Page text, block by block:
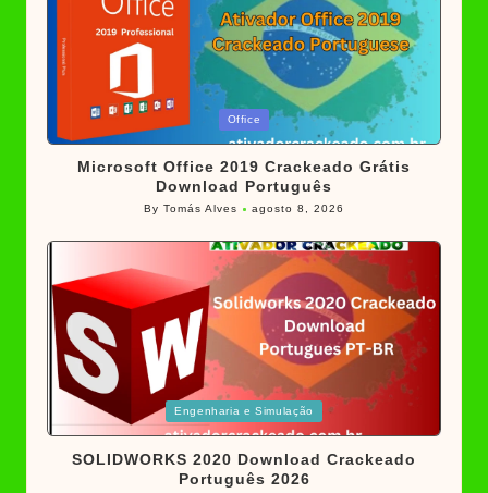
Posted
in
Office
Microsoft Office 2019 Crackeado Grátis
Download Português
Posted
ByTomás Alves agosto 8, 2026
Posted
in
Engenharia e Simulação
SOLIDWORKS 2020 Download Crackeado
Português 2026